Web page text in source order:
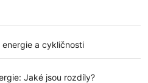
a cykličnosti
Jaké jsou rozdíly?